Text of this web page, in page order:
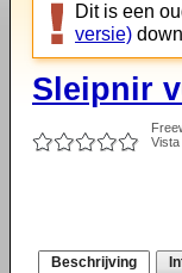
Dit is een
versie)
Sleipnir
Vista
Beschrijving